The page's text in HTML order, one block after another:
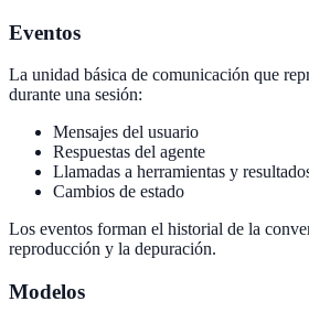
Eventos
La unidad básica de comunicación que
durante una sesión:
Mensajes del usuario
Respuestas del agente
Llamadas a herramientas y
Cambios de estado
Los eventos forman el historial de la
reproducción y la depuración.
Modelos